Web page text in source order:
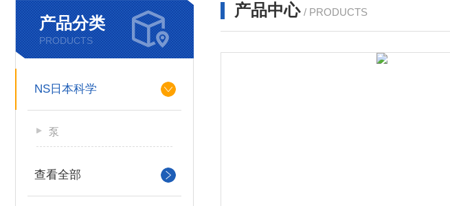
产品分类
PRODUCTS
NS日本科学
泵
查看全部
产品中心 / PRODUCTS